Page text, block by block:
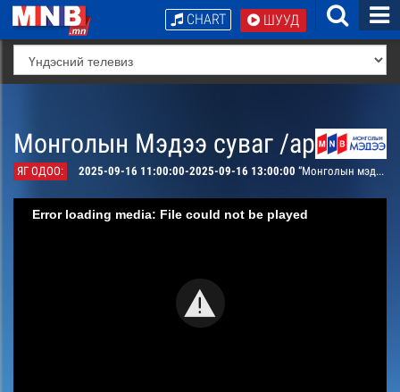
ШУУД
CHART
Монголын Мэдээ суваг /архив/
ЯГ ОДОО: 2025-09-16 11:00:00-2025-09-16 13:00:00 “Монголын мэдээ” мэдээллийн хөтөлбөр /шууд/
Error loading media: File could not be played